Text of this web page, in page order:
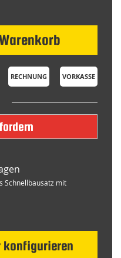
RECHNUNG VORKASSE
Schnellbausatz mit
konfigurieren